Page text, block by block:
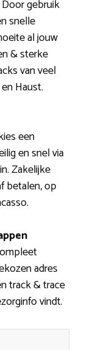
gebruik
snelle
al jouw
& sterke
van veel
Haust.
een
en snel via
Zakelijke
betalen, op
adres
track & trace
vindt.